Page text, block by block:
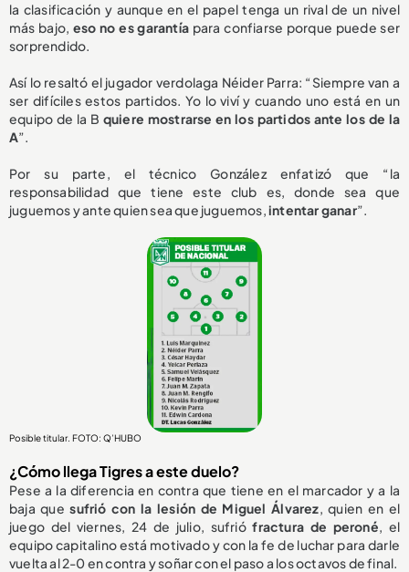
la clasificación y aunque en el papel tenga un rival de un nivel
más bajo, eso no es garantía para confiarse porque puede ser
sorprendido.
Así lo resaltó el jugador verdolaga Néider Parra: “Siempre van a
ser difíciles estos partidos. Yo lo viví y cuando uno está en un
equipo de la B quiere mostrarse en los partidos ante los de la
A”.
Por su parte, el técnico González enfatizó que “la
responsabilidad que tiene este club es, donde sea que
juguemos y ante quien sea que juguemos,intentar ganar”.
Posible titular. FOTO: Q’HUBO
¿Cómo llega Tigres a este duelo?
Pese a la diferencia en contra que tiene en el marcador y a la
baja quesufrió con la lesión de Miguel Álvarez, quien en el
juego del viernes, 24 de julio, sufriófractura de peroné, el
equipo capitalino está motivado y con la fe de luchar para darle
vuelta al 2-0 en contra y soñar con el paso a los octavos de final.